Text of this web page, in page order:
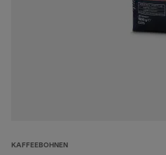
KAFFEEBOHNEN